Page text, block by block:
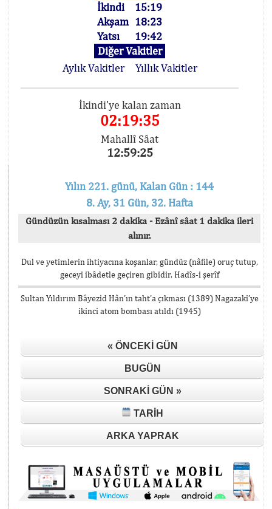
İkindi
15:19
Akşam 18:23
Yatsı
19:42
Diğer Vakitler
Aylık Vakitler
Yıllık Vakitler
İkindi'ye kalan zaman
02:19:35
Mahallî Sâat
12:59:25
Yılın 221. günü, Kalan Gün : 144
8. Ay, 31 Gün, 32. Hafta
Gündüzün kısalması 2 dakika - Ezânî sâat 1 dakika ileri
alınır.
Dul ve yetimlerin ihtiyacına koşanlar, gündüz (nâfile) oruç tutup,
geceyi ibâdetle geçiren gibidir. Hadîs-i şerîf
Sultan Yıldırım Bâyezid Hân’ın taht’a çıkması (1389) Nagazaki’ye
ikinci atom bombası atıldı (1945)
« ÖNCEKI GÜN
BUGÜN
SONRAKI GÜN »
TARIH
ARKA YAPRAK